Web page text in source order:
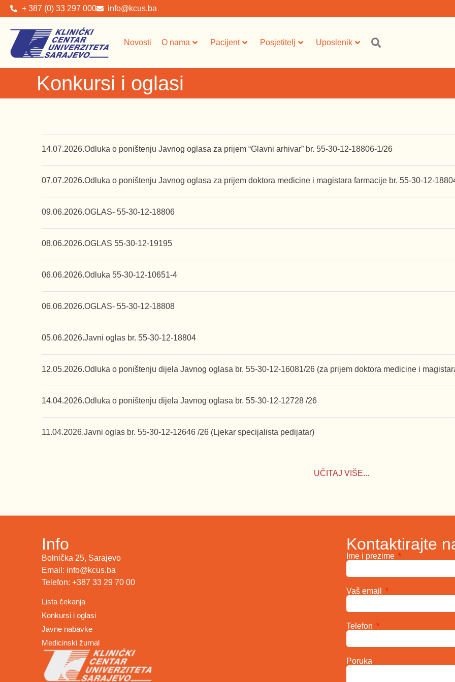
+ 387 (0) 33 297 000 info@kcus.ba
Novosti O nama Pacijent Posjetitelj Uposlenik
Konkursi i oglasi
14.07.2026.Odluka o poništenju Javnog oglasa za prijem “Glavni arhivar” br. 55-30-12-18806-1/26
07.07.2026.Odluka o poništenju Javnog oglasa za prijem doktora medicine i magistara farmacije br. 55-30-12-
09.06.2026.OGLAS- 55-30-12-18806
08.06.2026.OGLAS 55-30-12-19195
06.06.2026.Odluka 55-30-12-10651-4
06.06.2026.OGLAS- 55-30-12-18808
05.06.2026.Javni oglas br. 55-30-12-18804
12.05.2026.Odluka o poništenju dijela Javnog oglasa br. 55-30-12-16081/26 (za prijem doktora medicine i
14.04.2026.Odluka o poništenju dijela Javnog oglasa br. 55-30-12-12728 /26
11.04.2026.Javni oglas br. 55-30-12-12646 /26 (Ljekar specijalista pedijatar)
UČITAJ VIŠE...
Info
Bolnička 25, Sarajevo
Email: info@kcus.ba
Telefon: +387 33 29 70 00
Lista čekanja
Konkursi i oglasi
Javne nabavke
Medicinski žurnal
Kontaktirajte
Ime i prezime
Vaš email
Telefon
Poruka